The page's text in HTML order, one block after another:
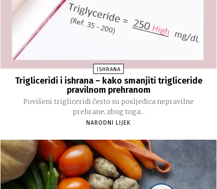
ISHRANA
Trigliceridi i ishrana – kako smanjiti trigliceride
pravilnom prehranom
Povišeni trigliceridi često su posljedica nepravilne
prehrane, zbog toga...
NARODNI LIJEK